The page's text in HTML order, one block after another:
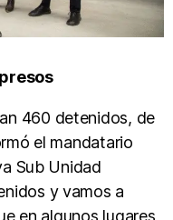
460 detenidos, de
el mandatario
Sub Unidad
y vamos a